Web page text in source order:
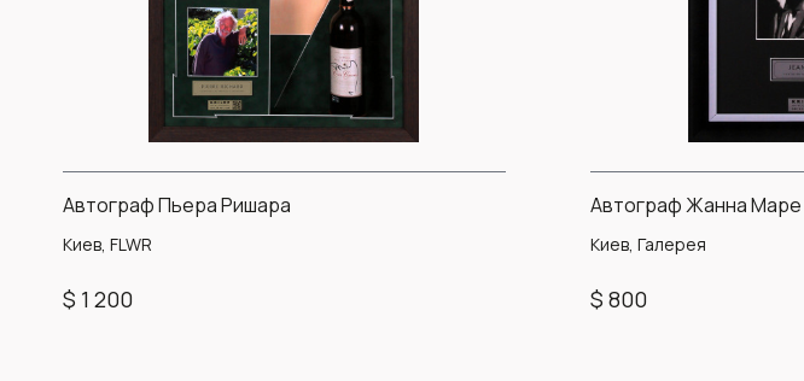
Автограф Пьера Ришара
Киев, FLWR
$ 1 200
Автограф Жанна Маре
Киев, Галерея
$ 800